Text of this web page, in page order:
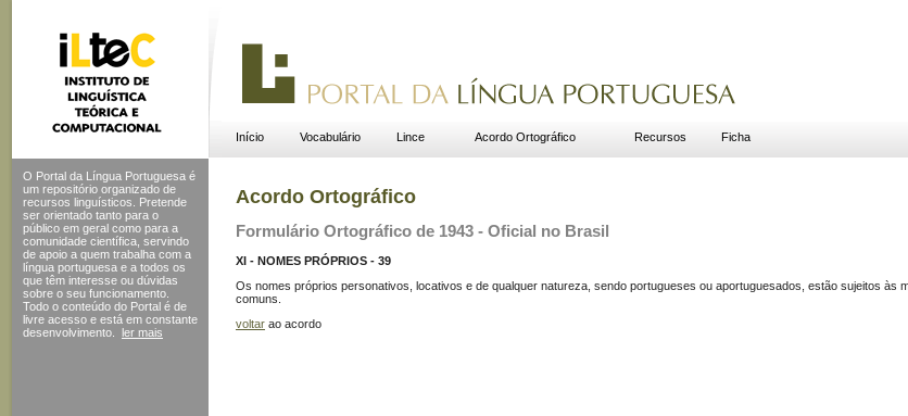
Início Vocabulário Lince Acordo Ortográfico Recursos Ficha
O Portal da Língua Portuguesa é
um repositório organizado de
recursos linguísticos. Pretende
ser orientado tanto para o
público em geral como para a
comunidade científica, servindo
de apoio a quem trabalha com a
língua portuguesa e a todos os
que têm interesse ou dúvidas
sobre o seu funcionamento.
Todo o conteúdo do Portal é de
livre acesso e está em constante
desenvolvimento.
ler mais
Acordo Ortográfico
Formulário Ortográfico de 1943 - Oficial no Brasil
XI - NOMES PRÓPRIOS - 39
Os nomes próprios personativos, locativos e de qualquer natureza, sendo portugueses ou aportuguesados, estão sujeitos às
comuns.
voltar ao acordo